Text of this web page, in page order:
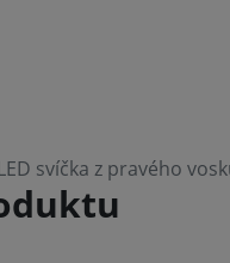
svíčka z pravého